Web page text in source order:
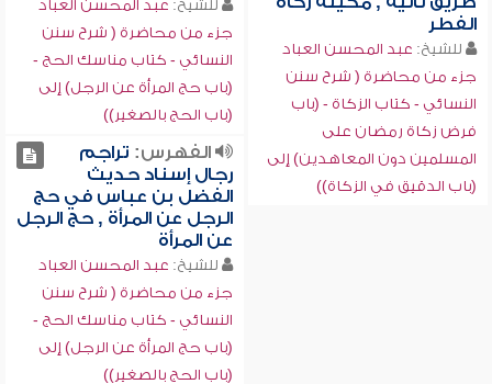
الفطر
للشيخ: عبد المحسن العباد
جزء من محاضرة ( شرح سنن
النسائي - كتاب الزكاة - (باب
فرض زكاة رمضان على
المسلمين دون المعاهدين) إلى
(باب الدقيق في الزكاة))
للشيخ: عبد المحسن العباد
جزء من محاضرة ( شرح سنن
النسائي - كتاب مناسك الحج -
(باب حج المرأة عن الرجل) إلى
(باب الحج بالصغير))
الفهرس: تراجم
رجال إسناد حديث
الفضل بن عباس في حج
الرجل عن المرأة , حج الرجل
عن المرأة
للشيخ: عبد المحسن العباد
جزء من محاضرة ( شرح سنن
النسائي - كتاب مناسك الحج -
(باب حج المرأة عن الرجل) إلى
(باب الحج بالصغير))